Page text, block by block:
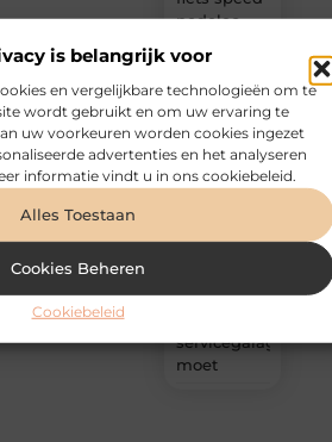
is belangrijk voor
en vergelijkbare technologieën om te
wordt gebruikt en om uw ervaring te
uw voorkeuren worden cookies ingezet
advertenties en het analyseren
informatie vindt u in ons cookiebeleid.
Alles Toestaan
Cookies Beheren
Cookiebeleid
pedelec
dagelijks
gebruik
SEO leren:
dit zijn de
basics die
dat u naar
servicegarage
moet